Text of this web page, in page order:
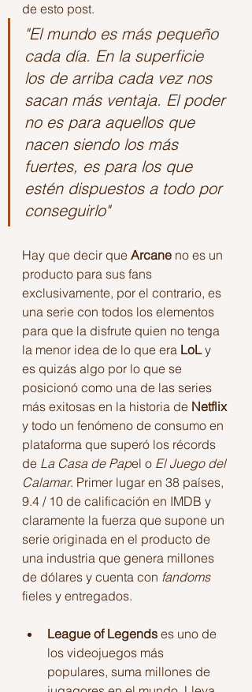
de esto post.
"El mundo es más pequeño
cada día. En la superficie
los de arriba cada vez nos
sacan más ventaja. El poder
no es para aquellos que
nacen siendo los más
fuertes, es para los que
estén dispuestos a todo por
conseguirlo"
Hay que decir que Arcane no es un
producto para sus fans
exclusivamente, por el contrario, es
una serie con todos los elementos
para que la disfrute quien no tenga
la menor idea de lo que era LoL y
es quizás algo por lo que se
posicionó como una de las series
más exitosas en la historia de Netflix
y todo un fenómeno de consumo en
plataforma que superó los récords
de La Casa de Papel o El Juego del
Calamar. Primer lugar en 38 países,
9.4 / 10 de calificación en IMDB y
claramente la fuerza que supone un
serie originada en el producto de
una industria que genera millones
de dólares y cuenta con fandoms
fieles y entregados.
League of Legends es uno de
los videojuegos más
populares, suma millones de